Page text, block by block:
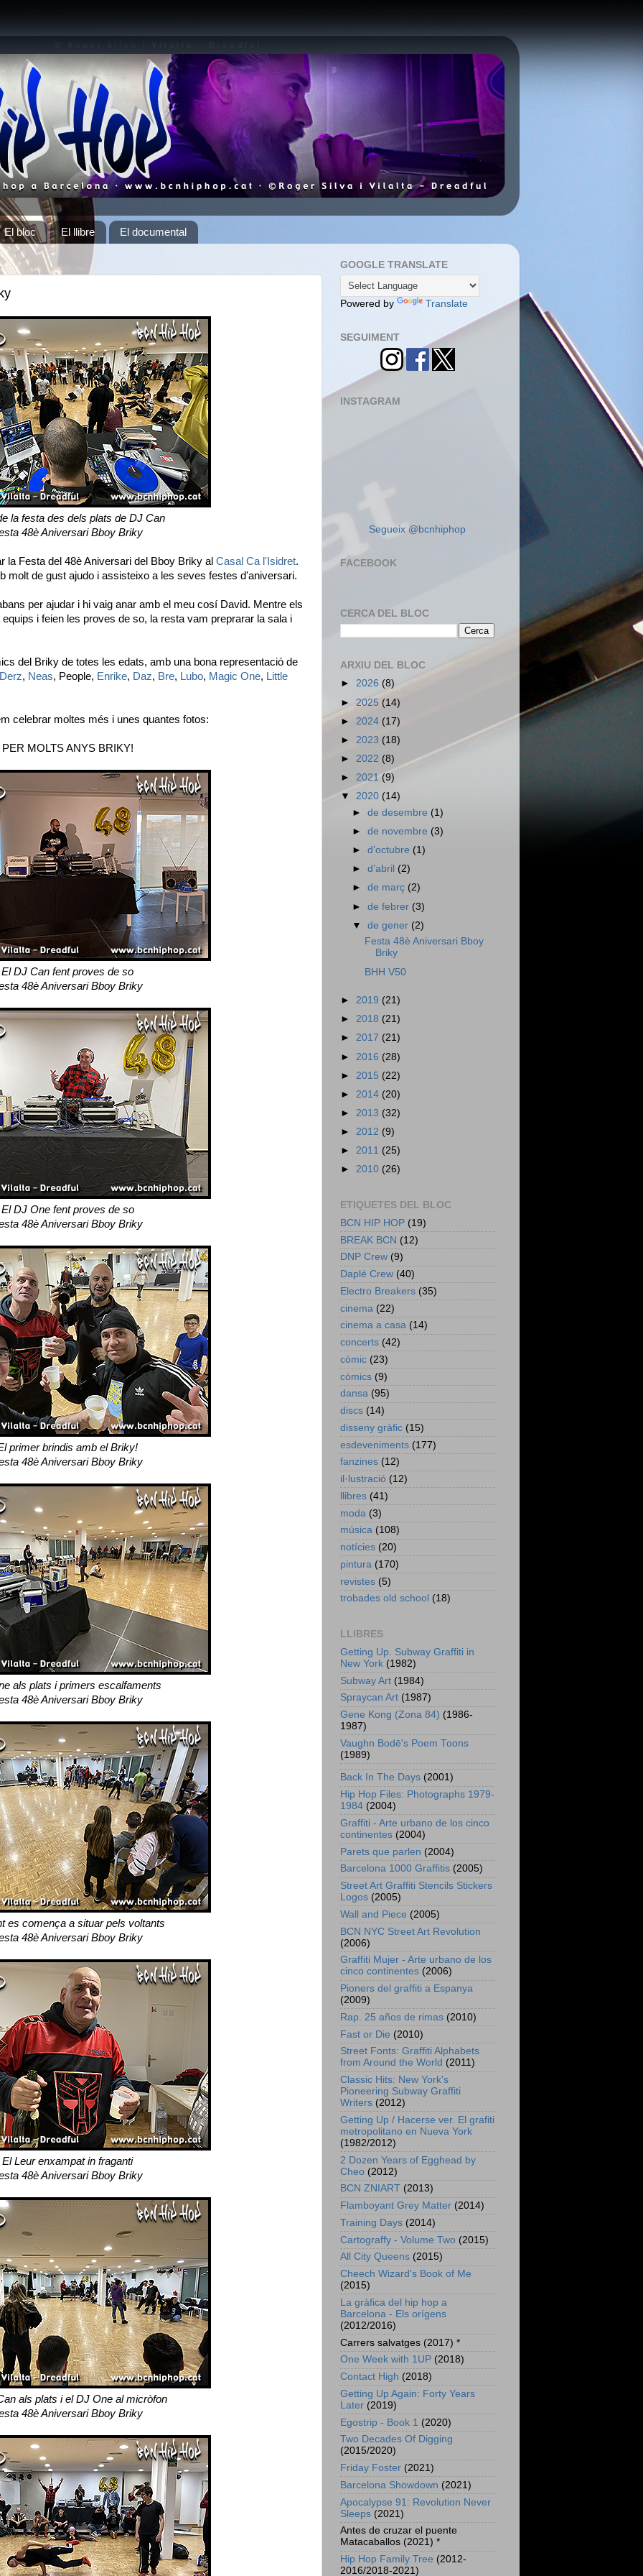
El bloc El llibre El documental
la festa des dels plats de DJ Can
48è Aniversari Bboy Briky
la Festa del 48è Aniversari del Bboy Briky al Casal Ca l'Isidret.
molt de gust ajudo i assisteixo a les seves festes d'aniversari.
per ajudar i hi vaig anar amb el meu cosí David. Mentre els
i feien les proves de so, la resta vam preprarar la sala i
del Briky de totes les edats, amb una bona representació de
Derz, Neas, People, Enrike, Daz, Bre, Lubo, Magic One, Little
celebrar moltes més i unes quantes fotos:
PER MOLTS ANYS BRIKY!
El DJ Can fent proves de so
48è Aniversari Bboy Briky
El DJ One fent proves de so
48è Aniversari Bboy Briky
primer brindis amb el Briky!
48è Aniversari Bboy Briky
als plats i primers escalfaments
48è Aniversari Bboy Briky
es comença a situar pels voltants
48è Aniversari Bboy Briky
El Leur enxampat in fraganti
48è Aniversari Bboy Briky
als plats i el DJ One al micròfon
48è Aniversari Bboy Briky
GOOGLE TRANSLATE
Powered by Translate
SEGUIMENT
INSTAGRAM
Segueix @bcnhiphop
FACEBOOK
CERCA DEL BLOC
ARXIU DEL BLOC
► 2026 (8)
► 2025 (14)
► 2024 (17)
► 2023 (18)
► 2022 (8)
► 2021(9)
▼ 2020 (14)
►de desembre (1)
►de novembre (3)
►d’octubre (1)
►d’abril (2)
►de març (2)
►de febrer (3)
▼de gener (2)
Festa 48è Aniversari Bboy
Briky
BHH V50
► 2019 (21)
► 2018 (21)
► 2017 (21)
► 2016 (28)
► 2015 (22)
► 2014 (20)
► 2013 (32)
► 2012 (9)
► 2011 (25)
► 2010 (26)
ETIQUETES DEL BLOC
BCN HIP HOP (19)
BREAK BCN (12)
DNP Crew (9)
Daplé Crew (40)
Electro Breakers (35)
cinema (22)
cinema a casa (14)
concerts (42)
còmic (23)
còmics (9)
dansa (95)
discs (14)
disseny gràfic (15)
esdeveniments (177)
fanzines (12)
il·lustració (12)
llibres (41)
moda (3)
música (108)
notícies (20)
pintura (170)
revistes (5)
trobades old school (18)
LLIBRES
Getting Up. Subway Graffiti in
New York (1982)
Subway Art (1984)
Spraycan Art (1987)
Gene Kong (Zona 84) (1986-
1987)
Vaughn Bodē's Poem Toons
(1989)
Back In The Days (2001)
Hip Hop Files: Photographs 1979-
1984 (2004)
Graffiti - Arte urbano de los cinco
continentes (2004)
Parets que parlen (2004)
Barcelona 1000 Graffitis (2005)
Street Art Graffiti Stencils Stickers
Logos (2005)
Wall and Piece (2005)
BCN NYC Street Art Revolution
(2006)
Graffiti Mujer - Arte urbano de los
cinco continentes (2006)
Pioners del graffiti a Espanya
(2009)
Rap. 25 años de rimas (2010)
Fast or Die (2010)
Street Fonts: Graffiti Alphabets
from Around the World (2011)
Classic Hits: New York's
Pioneering Subway Graffiti
Writers (2012)
Getting Up / Hacerse ver. El grafiti
metropolitano en Nueva York
(1982/2012)
2 Dozen Years of Egghead by
Cheo (2012)
BCN ZNIART (2013)
Flamboyant Grey Matter (2014)
Training Days (2014)
Cartograffy - Volume Two (2015)
All City Queens (2015)
Cheech Wizard's Book of Me
(2015)
La gràfica del hip hop a
Barcelona - Els orígens
(2012/2016)
Carrers salvatges (2017) *
One Week with 1UP (2018)
Contact High (2018)
Getting Up Again: Forty Years
Later (2019)
Egostrip - Book 1 (2020)
Two Decades Of Digging
(2015/2020)
Friday Foster (2021)
Barcelona Showdown (2021)
Apocalypse 91: Revolution Never
Sleeps (2021)
Antes de cruzar el puente
Matacaballos (2021) *
Hip Hop Family Tree (2012-
2016/2018-2021)